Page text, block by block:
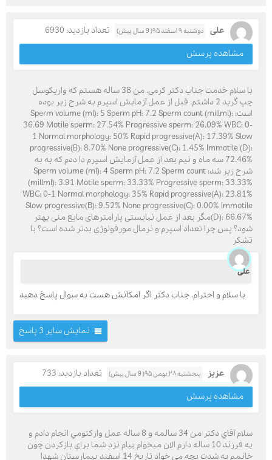
علی دوشنبه ۹ اسفند ۹۵( 9 سال پیش)
تعداد بازدید: 6930
مشاهده پرسش
با سلام خدمت جناب دکتر کرمی. من 38 ساله هستم که واریکوسل
چپ گرید 2 داشتم. قبل از عمل آزمایش اسپرم به شرح زیر بوده
است: Sperm volume (ml): 5 Sperm pH: 7.2 Sperm count (millml):
36.69 Motile sperm: 27.54% Progressive sperm: 26.09% WBC: 0-
1 Normal morphology: 50% Rapid progressive(A): 17.39% Slow
progressive(B): 8.70% None progressive(C): 1.45% Immotile (D):
72.46% سه ماه و نیم بعد از عمل آزمایش اسپرم دا ددم که به به
شرح زیر شد: Sperm volume (ml): 4 Sperm pH: 7.2 Sperm count
(millml): 3.91 Motile sperm: 33.33% Progressive sperm: 33.33%
WBC: 0-1 Normal morphology: 35% Rapid progressive(A): 23.81%
Slow progressive(B): 9.52% None progressive(C): 0.00% Immotile
(D): 66.67%مگر بعد از عمل نبایستی پارامترهای مایع منی بهتر
شود؟ پس چرا تعداد اسپرم و نرمال مورفولوژی بدتر شده است؟ با
تشکر
علی
با سلام و احترام. جناب دکتر اگر امکانش هست به سوال پاسخ دهید
نمایش سایر 3 پاسخ
عزيز پنجشنبه ۲۸ بهمن ۹۵( 9 سال پیش)
تعداد بازدید: 733
مشاهده پرسش
سلام آقاي دكتر من 34 سالمه و 8 ساله عمل وازكتومي انجام دادم و
يه فرزند 10 ساله دارم الان ميخوام بيام نزد شما براي بازكردن چون
خانمم به شدت بچه مي خواد تاريخ 14 اسفند بيمارستان شهدا